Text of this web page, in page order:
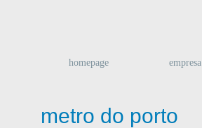
homepage empresa
metro do porto